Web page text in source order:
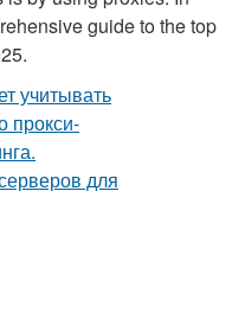
guide to the top